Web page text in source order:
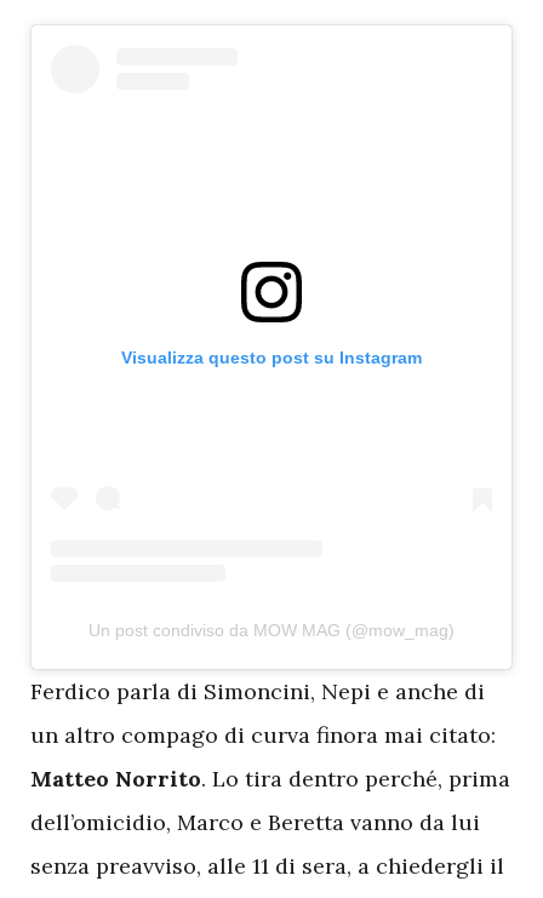
Visualizza questo post su Instagram
Un post condiviso da MOW MAG (@mow_mag)
Ferdico parla di Simoncini, Nepi e anche di
un altro compago di curva finora mai citato:
Matteo Norrito. Lo tira dentro perché, prima
dell’omicidio, Marco e Beretta vanno da lui
senza preavviso, alle 11 di sera, a chiedergli il